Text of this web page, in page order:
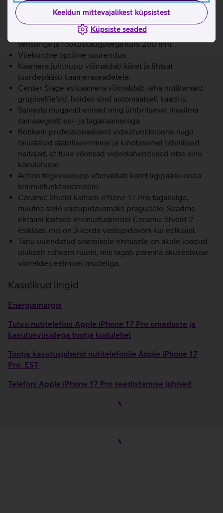
Keeldun mittevajalikest küpsistest
Küpsiste seaded
värskendussagedust ja on eredusega kuni 3000 nitti.
Võimas A19 Pro kiip koos vesijahutusega.
Võimas 48 Mpix Fusion profikaamerasüsteem suurema
sensoriga ja fookuskaugusega kuni 200 mm.
Viiekordne optiline suurendus.
Kaamera juhtnupp võimaldab kiiret ja lihtsat
juurdepääsu kaameraseadetele.
Center Stage esikaamera võimaldab teha nutikamaid
grupiselfie’sid, hoides sind automaatselt kaadris.
Salvesta mugavalt ennast ning ümbritsevat maailma
samaaegselt esi- ja tagakaameraga.
Rohkem professionaalseid videofunktsioone nagu
täiustatud stabiliseerimine ja kinotasemel tehnilised
näitajad, et tuua võimsad videolahendused otse sinu
käeulatusse.
Action tegevusnupp võimaldab kiiret ligipääsu enda
lemmikfunktsioonidele.
Ceramic Shield kaitseb iPhone 17 Pro tagakülge,
muutes selle vastupidavamaks pragudele. Seadme
ekraani kaitseb kriimustuskindel Ceramic Shield 2
esiklaas, mis on 3 korda vastupidavam kui eelkäijal.
Tänu uuendatud sisemisele ehitusele on akule loodud
oluliselt rohkem ruumi, mis tagab parema akukestvuse
võrreldes eelmisel mudeliga.
Kasulikud lingid
Energiamärgis
Tutvu nutitelefoni Apple iPhone 17 Pro omaduste ja
kasutusviisidega tootja kodulehel
Tootja kasutusjuhend nutitelefonile Apple iPhone 17
Pro_EST
Telefoni Apple iPhone 17 Pro seadistamise juhised